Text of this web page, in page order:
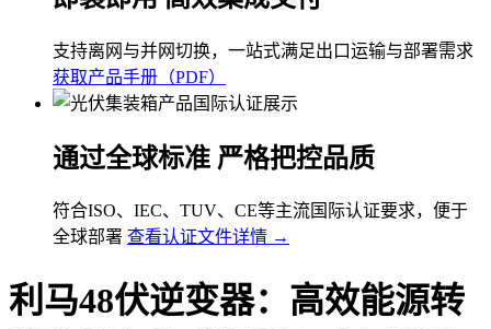
支持离网与并网切换，一站式满足出口运输与部署需求
获取产品手册（PDF）
通过全球标准 严格把控品质
符合ISO、IEC、TUV、CE等主流国际认证要求，便于
全球部署 查看认证文件详情 →
利马48伏逆变器：高效能源转